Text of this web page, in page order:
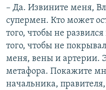
– Да. Извините меня,
супермен. Кто может
того, чтобы не
того, чтобы не
меня, вены и артерии.
метафора. Покажите
начальника,